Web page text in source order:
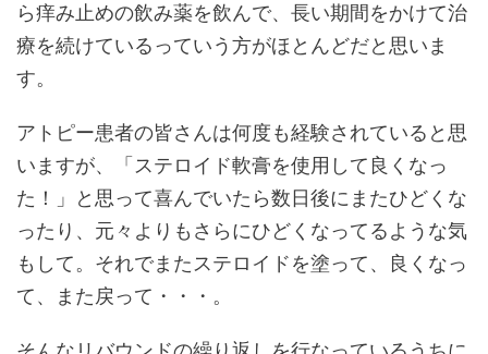
ら痒み止めの飲み薬を飲んで、長い期間をかけて治
療を続けているっていう方がほとんどだと思いま
す。
アトピー患者の皆さんは何度も経験されていると思
いますが、「ステロイド軟膏を使用して良くなっ
た！」と思って喜んでいたら数日後にまたひどくな
ったり、元々よりもさらにひどくなってるような気
もして。それでまたステロイドを塗って、良くなっ
て、また戻って・・・。